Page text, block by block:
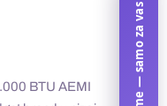
BTU AEMI